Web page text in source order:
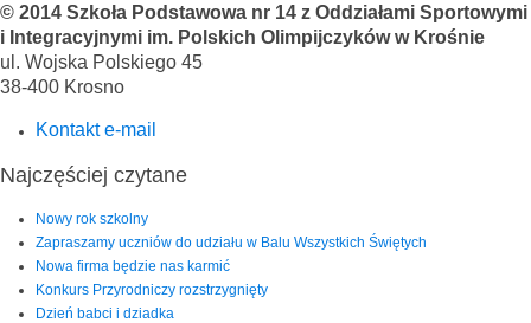
© 2014 Szkoła Podstawowa nr 14 z Oddziałami Sportowymi
i Integracyjnymi im. Polskich Olimpijczyków w Krośnie
ul. Wojska Polskiego 45
38-400 Krosno
Kontakt e-mail
Najczęściej czytane
Nowy rok szkolny
Zapraszamy uczniów do udziału w Balu Wszystkich Świętych
Nowa firma będzie nas karmić
Konkurs Przyrodniczy rozstrzygnięty
Dzień babci i dziadka